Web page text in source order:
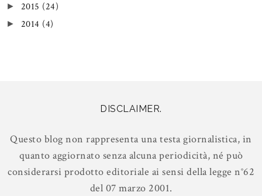
► 2015 (24)
► 2014 (4)
DISCLAIMER.
Questo blog non rappresenta una testa giornalistica, in
quanto aggiornato senza alcuna periodicità, né può
considerarsi prodotto editoriale ai sensi della legge n°62
del 07 marzo 2001.